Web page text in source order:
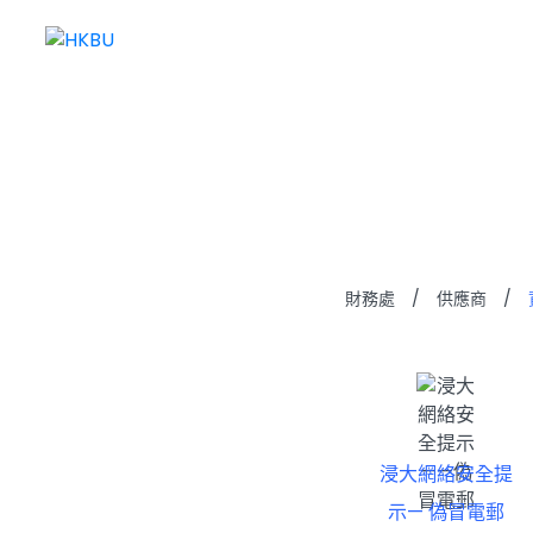
財務處 / 供應商 /
浸大網絡安全提
示— 偽冒電郵